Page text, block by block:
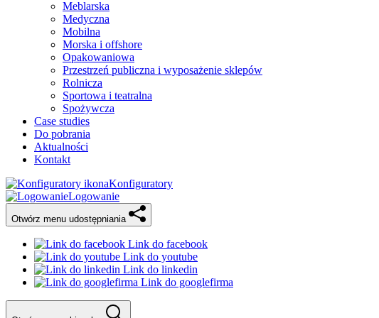
Meblarska
Medyczna
Mobilna
Morska i offshore
Opakowaniowa
Przestrzeń publiczna i wyposażenie sklepów
Rolnicza
Sportowa i teatralna
Spożywcza
Case studies
Do pobrania
Aktualności
Kontakt
Konfiguratory
Logowanie
Otwórz menu udostępniania
Link do facebook
Link do youtube
Link do linkedin
Link do googlefirma